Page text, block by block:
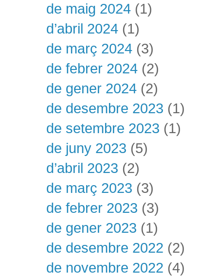
de maig 2024 (1)
d’abril 2024 (1)
de març 2024 (3)
de febrer 2024 (2)
de gener 2024 (2)
de desembre 2023 (1)
de setembre 2023 (1)
de juny 2023 (5)
d’abril 2023 (2)
de març 2023 (3)
de febrer 2023 (3)
de gener 2023 (1)
de desembre 2022 (2)
de novembre 2022 (4)